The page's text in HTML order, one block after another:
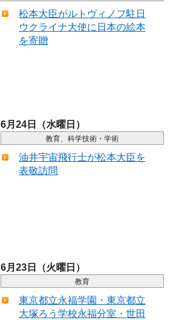
松本大臣がルトヴィノフ駐日
ウクライナ大使に日本の絵本
を寄贈
6月24日（水曜日）
教育、科学技術・学術
油井宇宙飛行士が松本大臣を
表敬訪問
6月23日（火曜日）
教育
東京都立永福学園・東京都立
大塚ろう学校永福分室・世田